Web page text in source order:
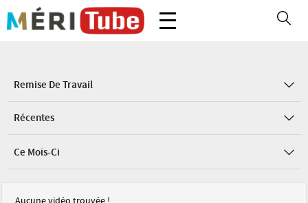
Remise De Travail
Récentes
Ce Mois-Ci